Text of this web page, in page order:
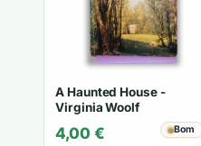
A Haunted House -
Virginia Woolf
4,00 € Bom